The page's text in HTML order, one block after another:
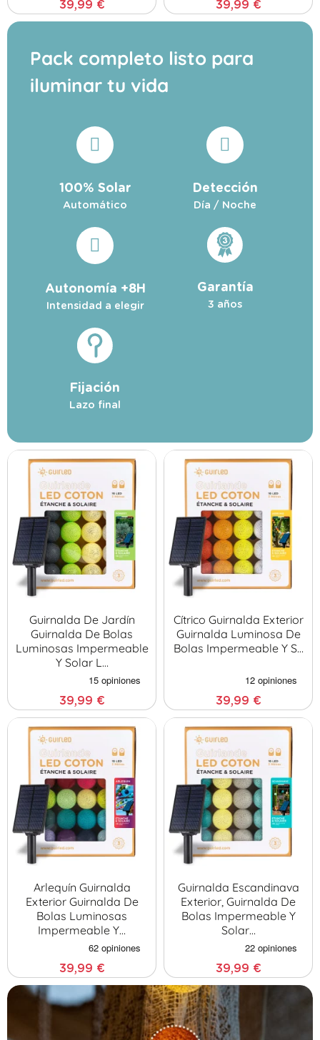
39,99 €
Pack completo listo para
iluminar tu vida
100% Solar
Automático
Autonomía +8H
Intensidad a elegir
Fijación
Lazo final
Detección
Día / Noche
Garantía
3 años
39,99 €
Guirnalda De Jardín
Guirnalda De Bolas
Luminosas Impermeable
Y Solar L…
39,99 €
Cítrico Guirnalda Exterior
Guirnalda Luminosa De
Bolas Impermeable Y S…
39,99 €
Arlequín Guirnalda
Exterior Guirnalda De
Bolas Luminosas
Impermeable Y…
39,99 €
Guirnalda Escandinava
Exterior, Guirnalda De
Bolas Impermeable Y
Solar…
39,99 €